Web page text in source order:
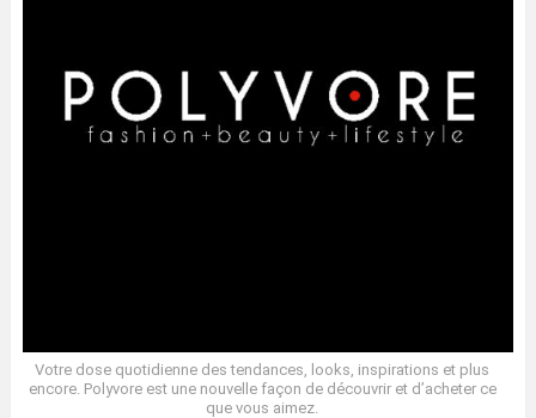
Votre dose quotidienne des tendances, looks, inspirations et plus
encore. Polyvore est une nouvelle façon de découvrir et d’acheter ce
que vous aimez.